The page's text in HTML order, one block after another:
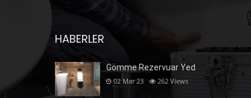
HABERLER
Gömme Rezervuar Yed
02 Mar 23 262 Views